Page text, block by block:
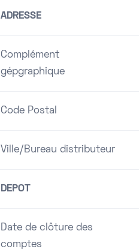
ADRESSE
Complément
gépgraphique
Code Postal
Ville/Bureau distributeur
DEPOT
Date de clôture des
comptes